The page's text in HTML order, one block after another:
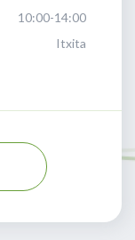
10:00-14:00
Itxita